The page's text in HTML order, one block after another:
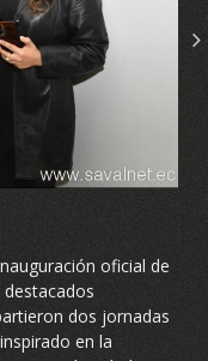
oficial de
destacados
dos jornadas
en la